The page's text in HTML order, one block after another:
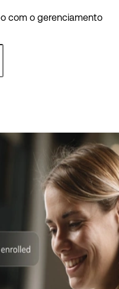
com o gerenciamento